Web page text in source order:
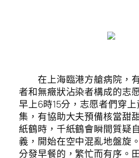
在上海臨港方艙病院，
者和無癥狀沾染者構成的志
早上6時15分，志愿者們穿
集，有協助大夫預備核當甜
紙鶴時，千紙鶴會瞬間質疑
義，開始在空中混亂地盤旋
分發早餐的，繁忙而有序。